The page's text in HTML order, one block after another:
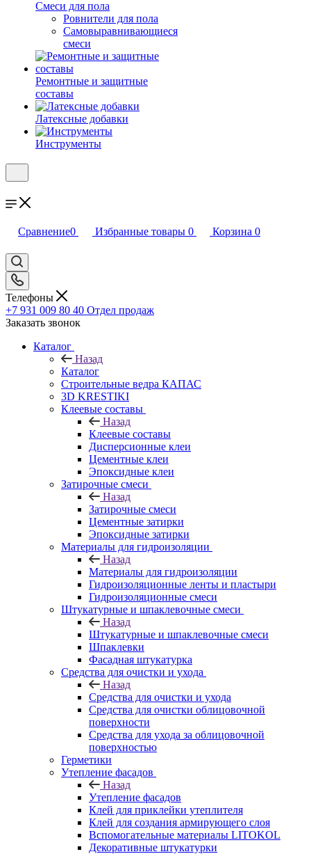
Смеси для пола
Ровнители для пола
Самовыравнивающиеся
смеси
Ремонтные и защитные
составы
Латексные добавки
Инструменты
Сравнение0 Избранные товары 0 Корзина 0
Телефоны
+7 931 009 80 40 Отдел продаж
Заказать звонок
Каталог
Назад
Каталог
Строительные ведра КАПАС
3D KRESTIKI
Клеевые составы
Назад
Клеевые составы
Дисперсионные клеи
Цементные клеи
Эпоксидные клеи
Затирочные смеси
Назад
Затирочные смеси
Цементные затирки
Эпоксидные затирки
Материалы для гидроизоляции
Назад
Материалы для гидроизоляции
Гидроизоляционные ленты и пластыри
Гидроизоляционные смеси
Штукатурные и шпаклевочные смеси
Назад
Штукатурные и шпаклевочные смеси
Шпаклевки
Фасадная штукатурка
Средства для очистки и ухода
Назад
Средства для очистки и ухода
Средства для очистки облицовочной
поверхности
Средства для ухода за облицовочной
поверхностью
Герметики
Утепление фасадов
Назад
Утепление фасадов
Клей для приклейки утеплителя
Клей для создания армирующего слоя
Вспомогательные материалы LITOKOL
Декоративные штукатурки